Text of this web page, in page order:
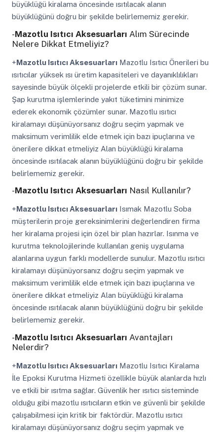
büyüklüğü kiralama öncesinde ısıtılacak alanın
büyüklüğünü doğru bir şekilde belirlememiz gerekir.
-Mazotlu Isıtıcı Aksesuarları Alım Sürecinde
Nelere Dikkat Etmeliyiz?
+Mazotlu Isıtıcı AksesuarlarıMazotlu Isıtıcı Önerileri bu
ısıtıcılar yüksek ısı üretim kapasiteleri ve dayanıklılıkları
sayesinde büyük ölçekli projelerde etkili bir çözüm sunar.
Şap kurutma işlemlerinde yakıt tüketimini minimize
ederek ekonomik çözümler sunar. Mazotlu ısıtıcı
kiralamayı düşünüyorsanız doğru seçim yapmak ve
maksimum verimlilik elde etmek için bazı ipuçlarına ve
önerilere dikkat etmeliyiz Alan büyüklüğü kiralama
öncesinde ısıtılacak alanın büyüklüğünü doğru bir şekilde
belirlememiz gerekir.
-Mazotlu Isıtıcı Aksesuarları Nasıl Kullanılır?
+Mazotlu Isıtıcı AksesuarlarıIsımak Mazotlu Soba
müşterilerin proje gereksinimlerini değerlendiren firma
her kiralama projesi için özel bir plan hazırlar. Isınma ve
kurutma teknolojilerinde kullanılan geniş uygulama
alanlarına uygun farklı modellerde sunulur. Mazotlu ısıtıcı
kiralamayı düşünüyorsanız doğru seçim yapmak ve
maksimum verimlilik elde etmek için bazı ipuçlarına ve
önerilere dikkat etmeliyiz Alan büyüklüğü kiralama
öncesinde ısıtılacak alanın büyüklüğünü doğru bir şekilde
belirlememiz gerekir.
-Mazotlu Isıtıcı Aksesuarları Avantajları
Nelerdir?
+Mazotlu Isıtıcı AksesuarlarıMazotlu Isıtıcı Kiralama
İle Epoksi Kurutma Hizmeti özellikle büyük alanlarda hızlı
ve etkili bir ısıtma sağlar. Güvenlik her ısıtıcı sisteminde
olduğu gibi mazotlu ısıtıcıların etkin ve güvenli bir şekilde
çalışabilmesi için kritik bir faktördür. Mazotlu ısıtıcı
kiralamayı düşünüyorsanız doğru seçim yapmak ve